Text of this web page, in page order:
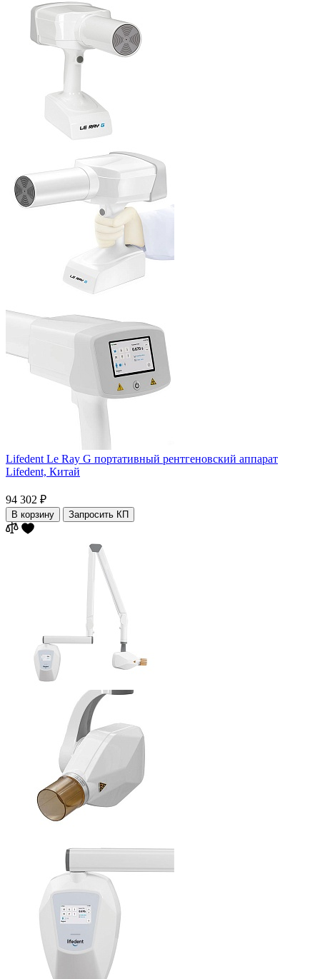
Lifedent Le Ray G портативный рентгеновский аппарат
Lifedent, Китай
94 302 ₽
В корзину Запросить КП